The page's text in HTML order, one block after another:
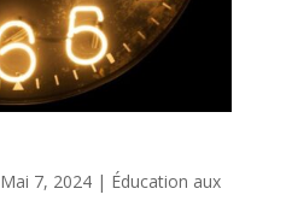
Mai 7, 2024| Éducation aux